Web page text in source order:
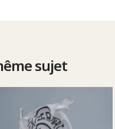
sujet